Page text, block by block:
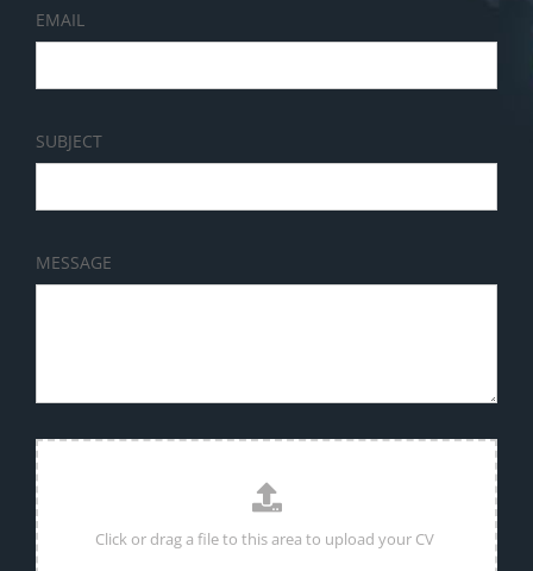
EMAIL
SUBJECT
MESSAGE